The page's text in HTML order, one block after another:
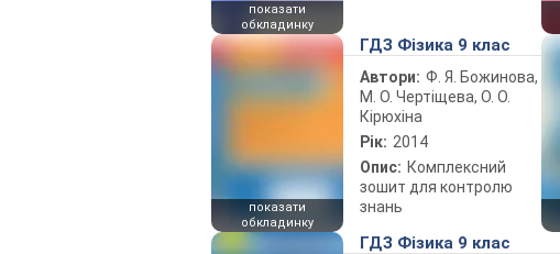
показати
обкладинку
показати
обкладинку
ГДЗ Фізика 9 клас
Автори: Ф. Я. Божинова,
М. О. Чертіщева, О. О.
Кірюхіна
Рік: 2014
Опис: Комплексний
зошит для контролю
знань
ГДЗ Фізика 9 клас